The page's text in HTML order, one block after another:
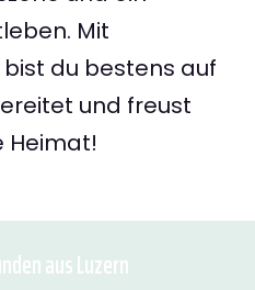
Mit
bist du bestens auf
und freust
Heimat!
aus Luzern